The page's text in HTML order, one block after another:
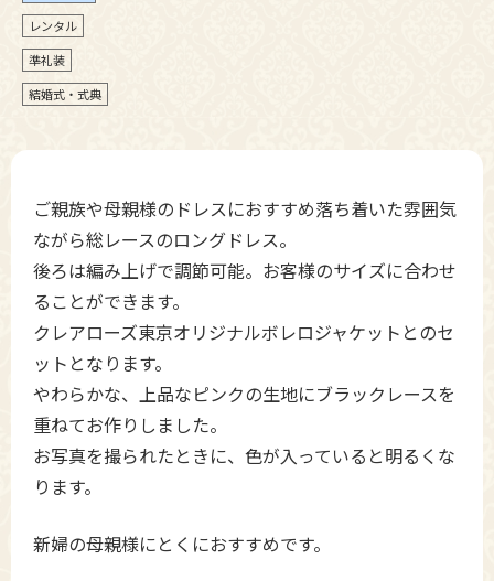
レンタル
準礼装
結婚式・式典
ご親族や母親様のドレスにおすすめ落ち着いた雰囲気
ながら総レースのロングドレス。
後ろは編み上げで調節可能。お客様のサイズに合わせ
ることができます。
クレアローズ東京オリジナルボレロジャケットとのセ
ットとなります。
やわらかな、上品なピンクの生地にブラックレースを
重ねてお作りしました。
お写真を撮られたときに、色が入っていると明るくな
ります。
新婦の母親様にとくにおすすめです。